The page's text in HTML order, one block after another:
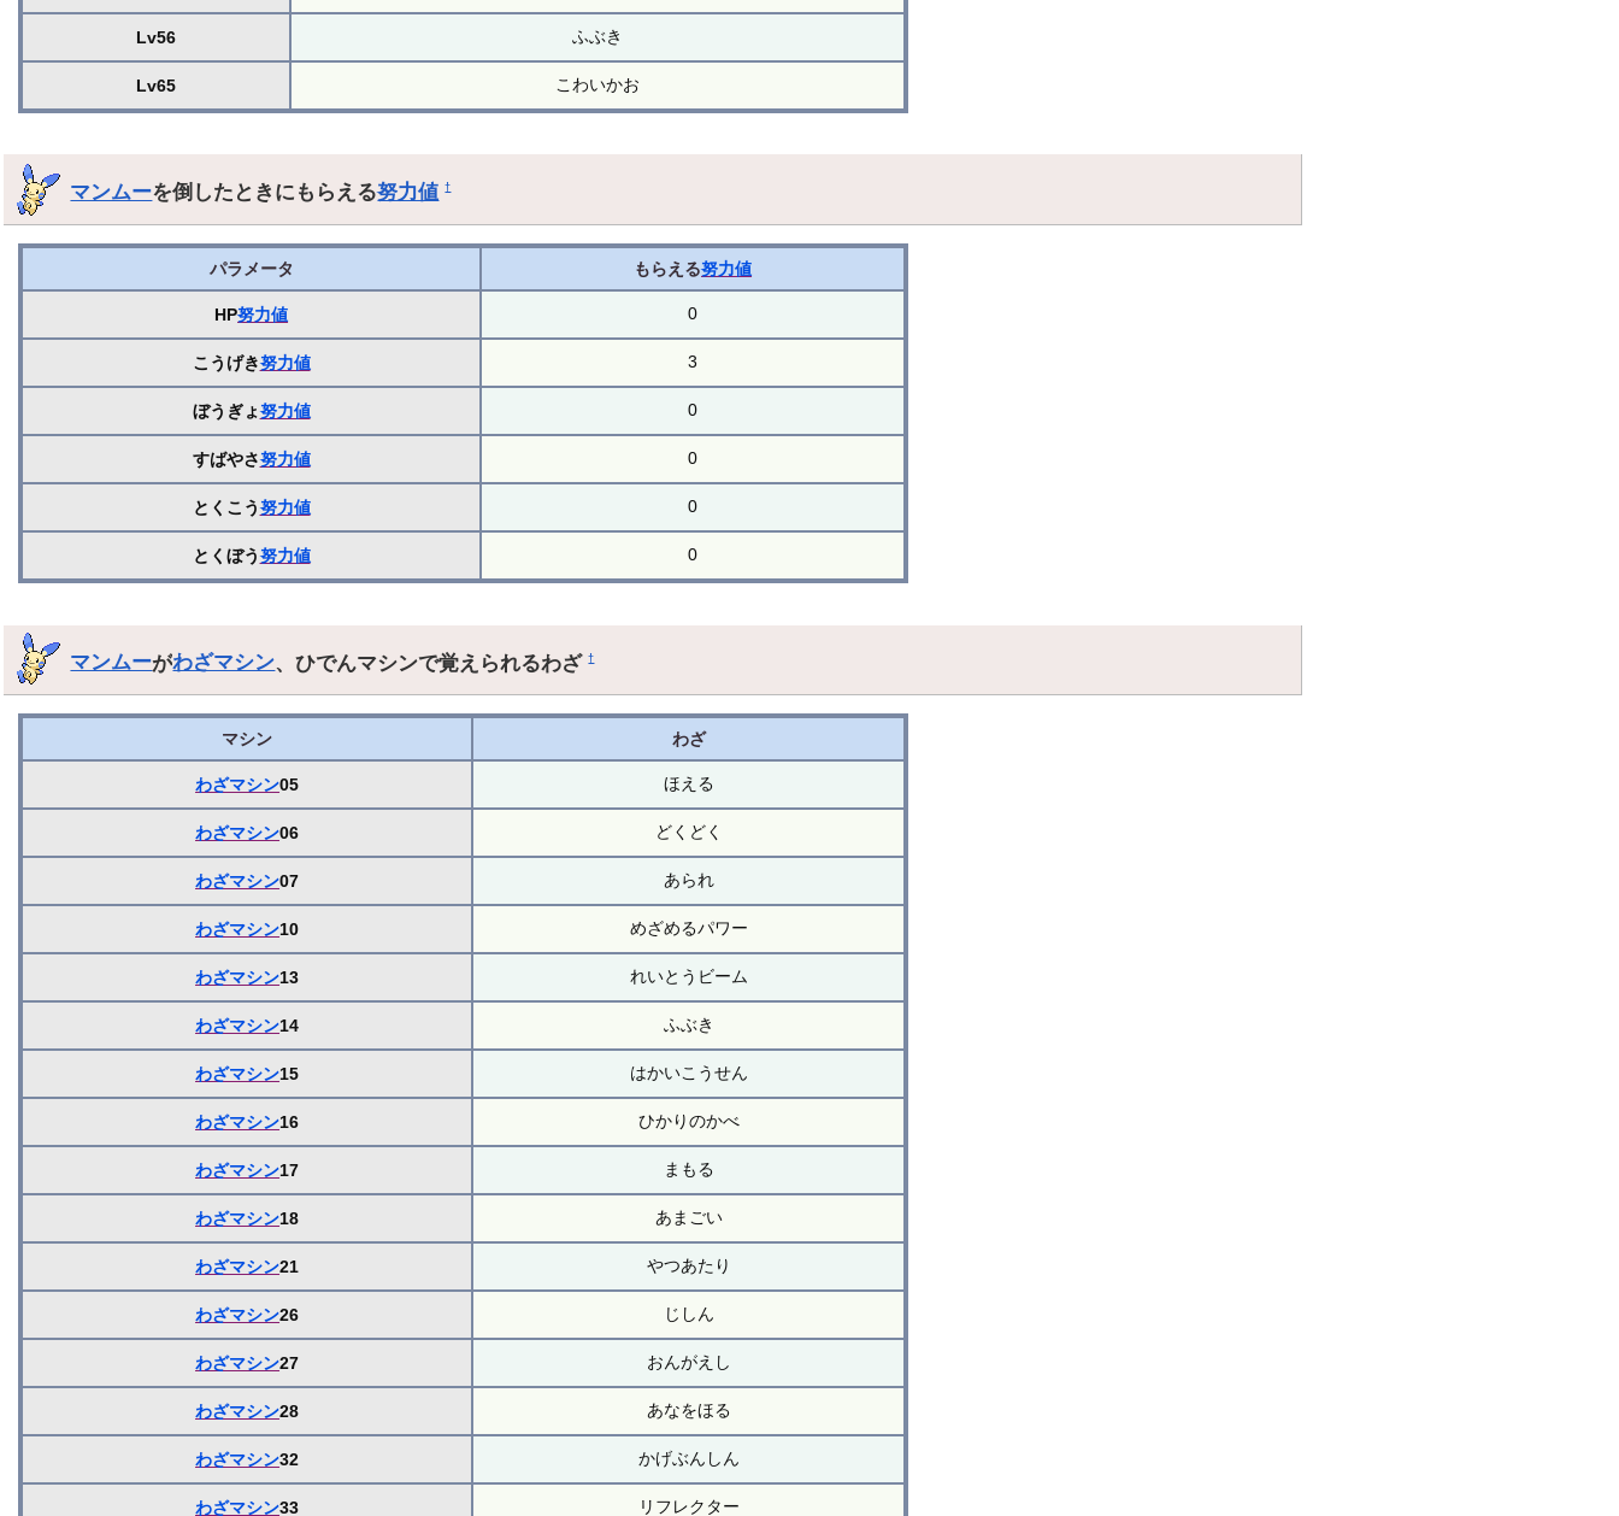
Lv56 ふぶき
Lv65 こわいかお
マンムーを倒したときにもらえる努力値 †
パラメータ もらえる努力値
HP努力値 0
こうげき努力値 3
ぼうぎょ努力値 0
すばやさ努力値 0
とくこう努力値 0
とくぼう努力値 0
マンムーがわざマシン、ひでんマシンで覚えられるわざ†
マシン わざ
わざマシン05 ほえる
わざマシン06 どくどく
わざマシン07 あられ
わざマシン10 めざめるパワー
わざマシン13 れいとうビーム
わざマシン14 ふぶき
わざマシン15 はかいこうせん
わざマシン16 ひかりのかべ
わざマシン17 まもる
わざマシン18 あまごい
わざマシン21 やつあたり
わざマシン26 じしん
わざマシン27 おんがえし
わざマシン28 あなをほる
わざマシン32 かげぶんしん
わざマシン33 リフレクター